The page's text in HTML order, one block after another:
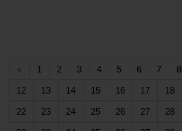
« 1 (current)
2 (current)
3(current)
4(current)
5(current)
6(current)
7 8
12 (current)
13(current)
14(current)
15(current)
16(current)
17(current)
18
22 (current)
23(current)
24(current)
25(current)
26(current)
27(current)
28